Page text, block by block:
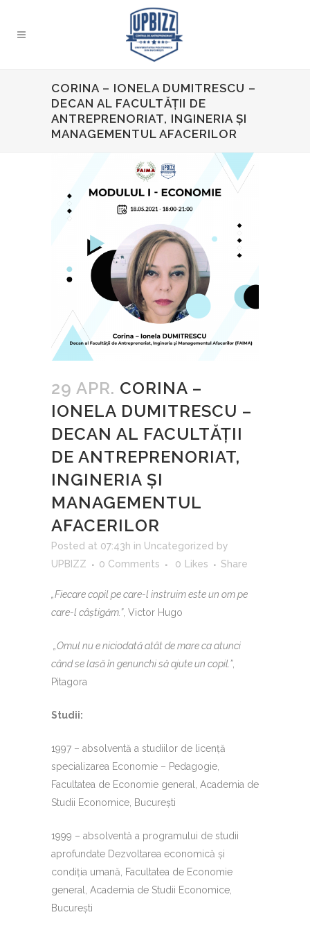
CORINA – IONELA DUMITRESCU –
DECAN AL FACULTĂŢII DE
ANTREPRENORIAT, INGINERIA ŞI
MANAGEMENTUL AFACERILOR
29 APR. CORINA –
IONELA DUMITRESCU –
DECAN AL FACULTĂŢII
DE ANTREPRENORIAT,
INGINERIA ŞI
MANAGEMENTUL
AFACERILOR
Posted at 07:43h in Uncategorized by
UPBIZZ
0 Comments 0 Likes Share
„Fiecare copil pe care-l instruim este un om pe
care-l câștigăm.”, Victor Hugo
„Omul nu e niciodată atât de mare ca atunci
când se lasă în genunchi să ajute un copil.”,
Pitagora
Studii:
1997 – absolventă a studiilor de licenţă
specializarea Economie – Pedagogie,
Facultatea de Economie general, Academia de
Studii Economice, Bucureşti
1999 – absolventă a programului de studii
aprofundate Dezvoltarea economică şi
condiţia umană, Facultatea de Economie
general, Academia de Studii Economice,
Bucureşti